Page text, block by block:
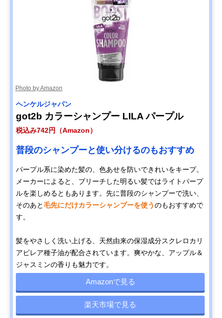
Photo by Amazon
ヘンケルジャパン
got2b カラーシャンプー LILA パープル
税込み742円（Amazon）
普段のシャンプーと使い分けるのもおすすめ
パープル系に染めた髪の、色あせを防いできれいをキープ。
メーカーによると、ブリーチした明るい髪ではライトパープ
ルを楽しめるともあります。先に普段のシャンプーで洗い、
そのあと毛先にだけカラーシャンプーを使うのもおすすめで
す。
髪をやさしく洗い上げる、天然由来の保湿成分スクレロカリ
アビレア種子油が配合されています。爽やかな、アップル＆
ジャスミンの香りも魅力です。
Amazonで見る
楽天市場で見る